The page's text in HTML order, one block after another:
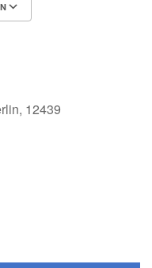
12439